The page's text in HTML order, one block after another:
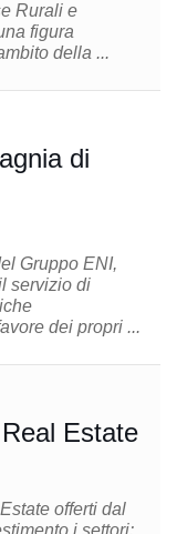
Rurali e
figura
della ...
di
Gruppo ENI,
servizio di
dei propri ...
Estate
offerti dal
i settori: